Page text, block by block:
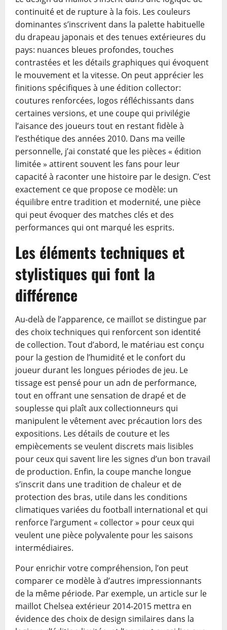
continuité et de rupture à la fois. Les couleurs
dominantes s’inscrivent dans la palette habituelle
du drapeau japonais et des tenues extérieures du
pays: nuances bleues profondes, touches
contrastées et les détails graphiques qui évoquent
le mouvement et la vitesse. On peut apprécier les
finitions spécifiques à une édition collector:
coutures renforcées, logos réfléchissants dans
certaines versions, et une coupe qui privilégie
l’aisance des joueurs tout en restant fidèle à
l’esthétique des années 2010. Dans ma veille
personnelle, j’ai constaté que les pièces « édition
limitée » attirent souvent les fans pour leur
capacité à raconter une histoire par le design. C’est
exactement ce que propose ce modèle: un
équilibre entre tradition et modernité, une pièce
qui peut évoquer des matches clés et des
performances qui ont marqué les esprits.
Les éléments techniques et
stylistiques qui font la
différence
Au-delà de l’apparence, ce maillot se distingue par
des choix techniques qui renforcent son identité
de collection. Tout d’abord, le matériau est conçu
pour la gestion de l’humidité et le confort du
joueur durant les longues périodes de jeu. Le
tissage est pensé pour un adn de performance,
tout en offrant une sensation de drapé et de
souplesse qui plaît aux collectionneurs qui
manipulent le vêtement avec précaution lors des
expositions. Les détails de couture et les
empiècements se veulent discrets mais lisibles
pour ceux qui savent lire les signes d’un bon travail
de production. Enfin, la coupe manche longue
s’inscrit dans une tradition de chaleur et de
protection des bras, utile dans les conditions
climatiques variées du football international et qui
renforce l’argument « collector » pour ceux qui
veulent une pièce polyvalente pour les saisons
intermédiaires.
Pour enrichir votre compréhension, l’on peut
comparer ce modèle à d’autres impressionnants
de la même période. Par exemple, un article sur le
maillot Chelsea extérieur 2014-2015 mettra en
évidence des choix de design similaires dans la